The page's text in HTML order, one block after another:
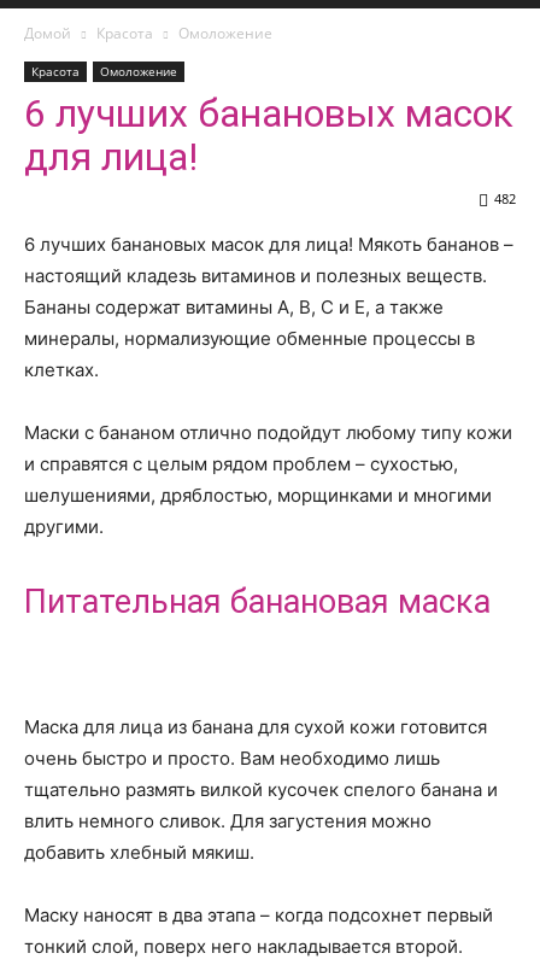
Домой Красота Омоложение
Красота Омоложение
6 лучших банановых масок
для лица!
482
6 лучших банановых масок для лица! Мякоть бананов –
настоящий кладезь витаминов и полезных веществ.
Бананы содержат витамины А, В, С и Е, а также
минералы, нормализующие обменные процессы в
клетках.
Маски с бананом отлично подойдут любому типу кожи
и справятся с целым рядом проблем – сухостью,
шелушениями, дряблостью, морщинками и многими
другими.
Питательная банановая маска
Маска для лица из банана для сухой кожи готовится
очень быстро и просто. Вам необходимо лишь
тщательно размять вилкой кусочек спелого банана и
влить немного сливок. Для загустения можно
добавить хлебный мякиш.
Маску наносят в два этапа – когда подсохнет первый
тонкий слой, поверх него накладывается второй.